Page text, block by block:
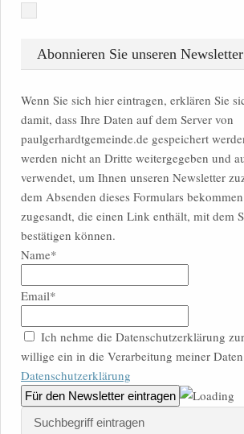
Abonnieren Sie unseren
Wenn Sie sich hier eintragen, erklären Sie
damit, dass Ihre Daten auf dem Server von
paulgerhardtgemeinde.de gespeichert
werden nicht an Dritte weitergegeben und
verwendet, um Ihnen unseren Newsletter
dem Absenden dieses Formulars
zugesandt, die einen Link enthält, mit dem
bestätigen können.
Name*
Email*
Ich nehme die Datenschutzerklärung
willige ein in die Verarbeitung meiner
Datenschutzerklärung